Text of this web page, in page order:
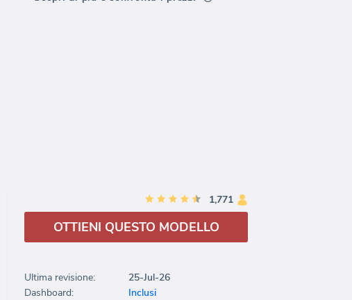
1,771
OTTIENI QUESTO MODELLO
Ultima revisione:
25-Jul-26
Dashboard:
Inclusi